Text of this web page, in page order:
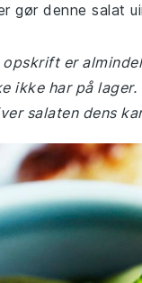
gør denne salat
er
ikke har på
salaten dens